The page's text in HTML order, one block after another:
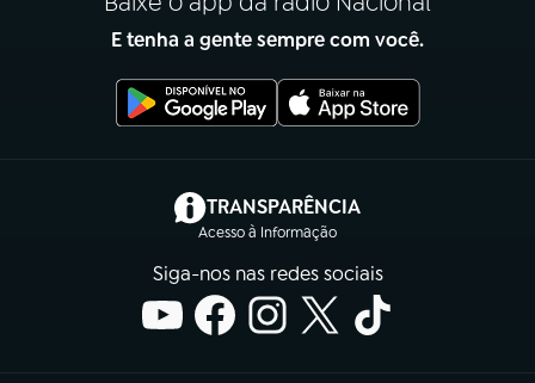
E tenha a gente sempre com você.
TRANSPARÊNCIA
Acesso à Informação
(abre em nova aba)
Siga-nos nas redes sociais